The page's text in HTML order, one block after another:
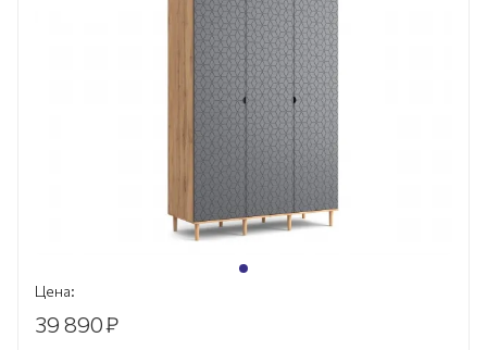
Цена:
39 890₽